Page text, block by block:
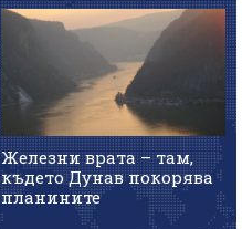
Железни врата – там,
където Дунав покорява
планините